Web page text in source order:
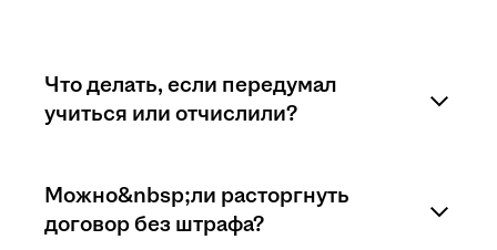
Что делать, если передумал
учиться или отчислили?
этапе учащийся расторгает договор.
Перевод на другую специальность,
Можно&nbsp;ли расторгнуть
договор без штрафа?